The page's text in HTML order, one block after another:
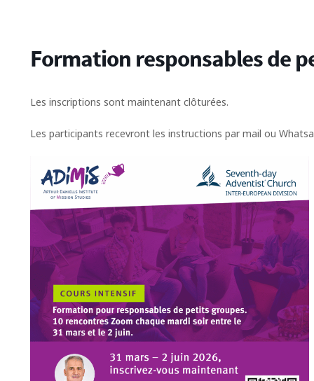
Formation responsables de
Les inscriptions sont maintenant clôturées.
Les participants recevront les instructions par mail ou